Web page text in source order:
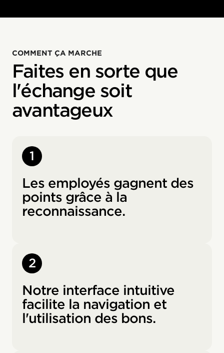
COMMENT ÇA MARCHE
Faites en sorte que
l'échange soit
avantageux
1
Les employés gagnent des
points grâce à la
reconnaissance.
2
Notre interface intuitive
facilite la navigation et
l'utilisation des bons.